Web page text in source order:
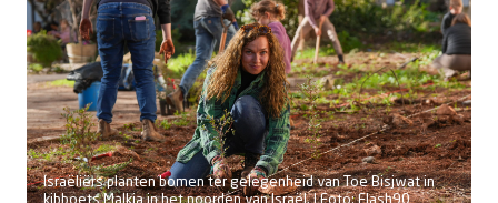
Israëliërs planten bomen ter gelegenheid van Toe Bisjwat in
kibboets Malkia in het noorden van Israël. | Foto: Flash90